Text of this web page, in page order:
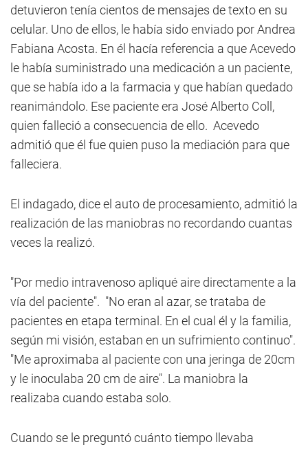
detuvieron tenía cientos de mensajes de texto en su
celular. Uno de ellos, le había sido enviado por Andrea
Fabiana Acosta. En él hacía referencia a que Acevedo
le había suministrado una medicación a un paciente,
que se había ido a la farmacia y que habían quedado
reanimándolo. Ese paciente era José Alberto Coll,
quien falleció a consecuencia de ello. Acevedo
admitió que él fue quien puso la mediación para que
falleciera.
El indagado, dice el auto de procesamiento, admitió la
realización de las maniobras no recordando cuantas
veces la realizó.
"Por medio intravenoso apliqué aire directamente a la
vía del paciente". "No eran al azar, se trataba de
pacientes en etapa terminal. En el cual él y la familia,
según mi visión, estaban en un sufrimiento continuo".
"Me aproximaba al paciente con una jeringa de 20cm
y le inoculaba 20 cm de aire". La maniobra la
realizaba cuando estaba solo.
Cuando se le preguntó cuánto tiempo llevaba